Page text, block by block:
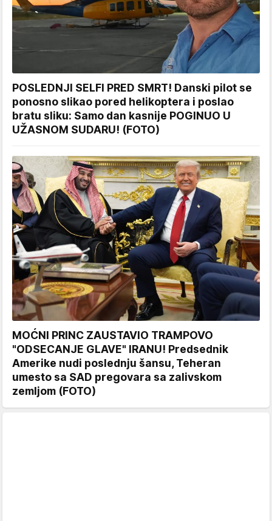
POSLEDNJI SELFI PRED SMRT! Danski pilot se
ponosno slikao pored helikoptera i poslao
bratu sliku: Samo dan kasnije POGINUO U
UŽASNOM SUDARU! (FOTO)
MOĆNI PRINC ZAUSTAVIO TRAMPOVO
"ODSECANJE GLAVE" IRANU! Predsednik
Amerike nudi poslednju šansu, Teheran
umesto sa SAD pregovara sa zalivskom
zemljom (FOTO)